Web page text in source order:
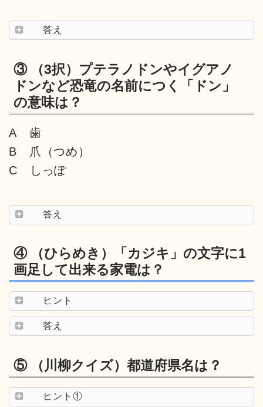
答え
③ （3択）プテラノドンやイグアノ
ドンなど恐竜の名前につく「ドン」
の意味は？
A 歯
B 爪（つめ）
C しっぽ
答え
④ （ひらめき）「カジキ」の文字に1
画足して出来る家電は？
ヒント
答え
⑤ （川柳クイズ）都道府県名は？
ヒント①